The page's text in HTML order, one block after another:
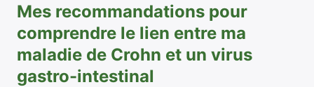
Mes recommandations pour
comprendre le lien entre ma
maladie de Crohn et un virus
gastro-intestinal